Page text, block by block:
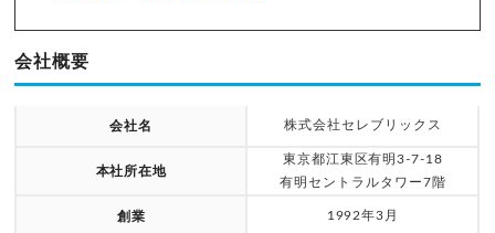
会社概要
会社名 株式会社セレブリックス
本社所在地
東京都江東区有明3-7-18
有明セントラルタワー7階
創業 1992年3月